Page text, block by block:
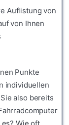
Auflistung von
von Ihnen
Punkte
individuellen
also bereits